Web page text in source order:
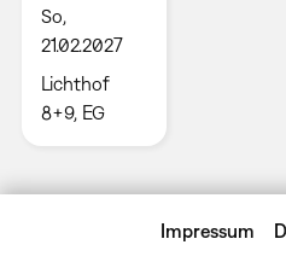
So,
21.02.2027
Lichthof
8+9, EG
Impressum